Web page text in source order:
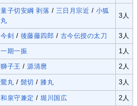
童子切安綱 剥落 / 三日月宗近 / 小狐
丸
3人
今剣 / 後藤藤四郎 / 古今伝授の太刀 3人
一期一振 1人
獅子王 /源清麿 2人
鶯丸 / 髭切 / 膝丸 3人
和泉守兼定 /堀川国広 2人